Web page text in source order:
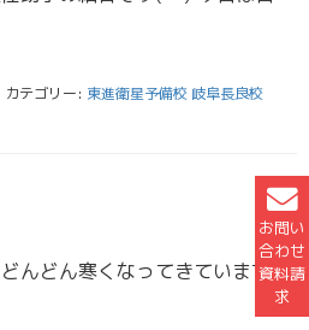
お問い
合わせ
資料請
求
カテゴリー: 東進衛星予備校 岐阜長良校
こんにちは！どんどん寒くなってきていますね。寒さや乾燥で風邪をひきやすい時期でもあるので、特に受験生の皆さんは意識して体調管理をしてくれたらと思います。 全国的にですが、岐阜県でもインフルエンザが急激に流行していて1 […]